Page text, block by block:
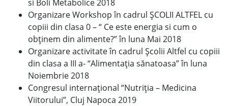
si Boli Metabolice 2018
Organizare Workshop în cadrul ȘCOLII ALTFEL cu
copiii din clasa 0 – “ Ce este energia si cum o
obținem din alimente?” în luna Mai 2018
Organizare activitate în cadrul Școlii Altfel cu copiii
din clasa a III a- “Alimentația sănatoasa” în luna
Noiembrie 2018
Congresul internațional “Nutriția – Medicina
Viitorului”, Cluj Napoca 2019